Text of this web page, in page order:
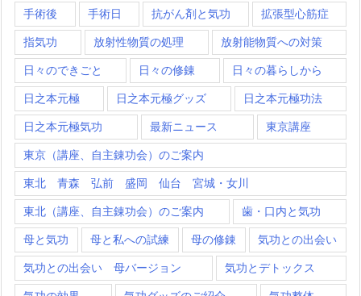
手術後 手術日 抗がん剤と気功 拡張型心筋症
指気功 放射性物質の処理 放射能物質への対策
日々のできごと 日々の修錬 日々の暮らしから
日之本元極 日之本元極グッズ 日之本元極功法
日之本元極気功 最新ニュース 東京講座
東京（講座、自主錬功会）のご案内
東北 青森 弘前 盛岡 仙台 宮城・女川
東北（講座、自主錬功会）のご案内 歯・口内と気功
母と気功 母と私への試練 母の修錬 気功との出会い
気功との出会い 母バージョン 気功とデトックス